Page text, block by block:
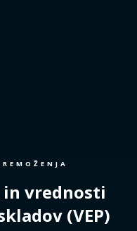
vrednosti
(VEP)